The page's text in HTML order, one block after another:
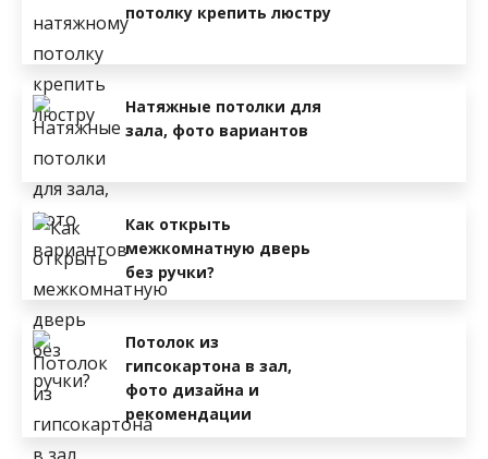
потолку крепить люстру
Натяжные потолки для
зала, фото вариантов
Как открыть
межкомнатную дверь
без ручки?
Потолок из
гипсокартона в зал,
фото дизайна и
рекомендации